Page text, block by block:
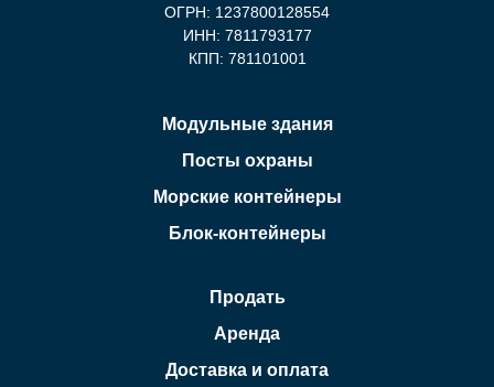
ОГРН: 1237800128554
ИНН: 7811793177
КПП: 781101001
Модульные здания
Посты охраны
Морские контейнеры
Блок-контейнеры
Продать
Аренда
Доставка и оплата